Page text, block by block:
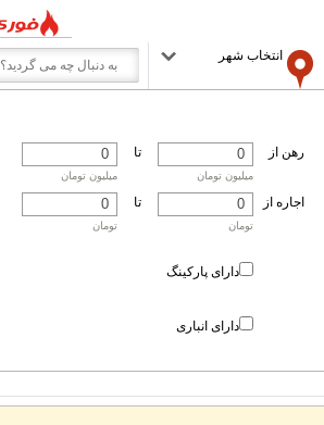
انتخاب شهر
رهن از
میلیون تومان
تا
میلیون تومان
اجاره از
تومان
تا
تومان
دارای پارکینگ
دارای انباری